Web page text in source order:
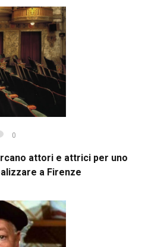
0
attori e attrici per uno
a Firenze